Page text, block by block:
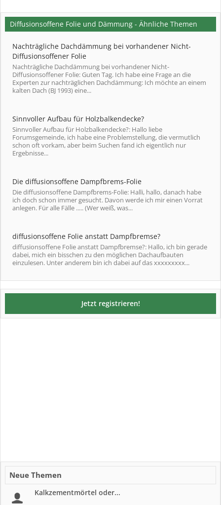
Diffusionsoffene Folie und Dämmung - Ähnliche Themen
Nachträgliche Dachdämmung bei vorhandener Nicht-
Diffusionsoffener Folie
Nachträgliche Dachdämmung bei vorhandener Nicht-
Diffusionsoffener Folie: Guten Tag. Ich habe eine Frage an die
Experten zur nachträglichen Dachdämmung: Ich möchte an einem
kalten Dach (BJ 1993) eine...
Sinnvoller Aufbau für Holzbalkendecke?
Sinnvoller Aufbau für Holzbalkendecke?: Hallo liebe
Forumsgemeinde, ich habe eine Problemstellung, die vermutlich
schon oft vorkam, aber beim Suchen fand ich eigentlich nur
Ergebnisse...
Die diffusionsoffene Dampfbrems-Folie
Die diffusionsoffene Dampfbrems-Folie: Halli, hallo, danach habe
ich doch schon immer gesucht. Davon werde ich mir einen Vorrat
anlegen. Für alle Fälle ..... (Wer weiß, was...
diffusionsoffene Folie anstatt Dampfbremse?
diffusionsoffene Folie anstatt Dampfbremse?: Hallo, ich bin gerade
dabei, mich ein bisschen zu den möglichen Dachaufbauten
einzulesen. Unter anderem bin ich dabei auf das xxxxxxxxx...
Jetzt registrieren!
Neue Themen
Kalkzementmörtel oder...